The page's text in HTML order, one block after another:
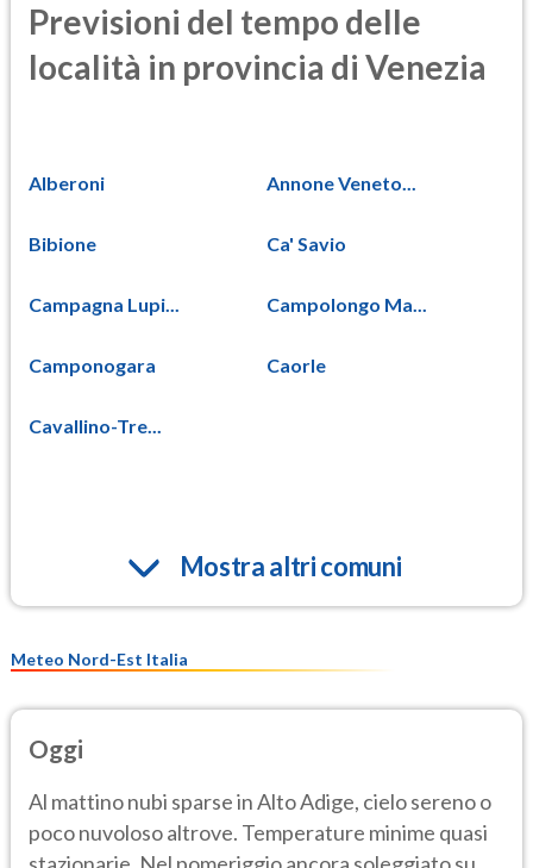
Previsioni del tempo delle
località in provincia di Venezia
Alberoni Annone Veneto...
Bibione Ca' Savio
Campagna Lupi... Campolongo Ma...
Camponogara Caorle
Cavallino-Tre...
Mostra altri comuni
Meteo Nord-Est Italia
Oggi
Al mattino nubi sparse in Alto Adige, cielo sereno o
poco nuvoloso altrove. Temperature minime quasi